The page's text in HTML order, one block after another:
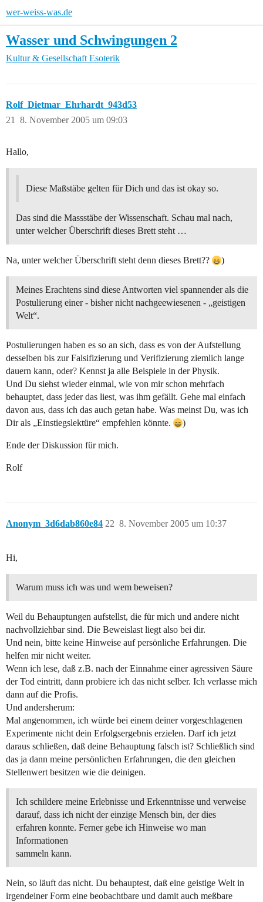
wer-weiss-was.de
Wasser und Schwingungen 2
Kultur & Gesellschaft Esoterik
Rolf_Dietmar_Ehrhardt_943d53
8. November 2005 um 09:03
21
Hallo,
Diese Maßstäbe gelten für Dich und das ist okay so.
Das sind die Massstäbe der Wissenschaft. Schau mal nach,
unter welcher Überschrift dieses Brett steht …
Na, unter welcher Überschrift steht denn dieses Brett?? )
Meines Erachtens sind diese Antworten viel spannender als die
Postulierung einer - bisher nicht nachgeewiesenen - „geistigen
Welt“.
Postulierungen haben es so an sich, dass es von der Aufstellung
desselben bis zur Falsifizierung und Verifizierung ziemlich lange
dauern kann, oder? Kennst ja alle Beispiele in der Physik.
Und Du siehst wieder einmal, wie von mir schon mehrfach
behauptet, dass jeder das liest, was ihm gefällt. Gehe mal einfach
davon aus, dass ich das auch getan habe. Was meinst Du, was ich
Dir als „Einstiegslektüre“ empfehlen könnte.
)
Ende der Diskussion für mich.
Rolf
Anonym_3d6dab860e84 8. November 2005 um 10:37
22
Hi,
Warum muss ich was und wem beweisen?
Weil du Behauptungen aufstellst, die für mich und andere nicht
nachvollziehbar sind. Die Beweislast liegt also bei dir.
Und nein, bitte keine Hinweise auf persönliche Erfahrungen. Die
helfen mir nicht weiter.
Wenn ich lese, daß z.B. nach der Einnahme einer agressiven Säure
der Tod eintritt, dann probiere ich das nicht selber. Ich verlasse mich
dann auf die Profis.
Und andersherum:
Mal angenommen, ich würde bei einem deiner vorgeschlagenen
Experimente nicht dein Erfolgsergebnis erzielen. Darf ich jetzt
daraus schließen, daß deine Behauptung falsch ist? Schließlich sind
das ja dann meine persönlichen Erfahrungen, die den gleichen
Stellenwert besitzen wie die deinigen.
Ich schildere meine Erlebnisse und Erkenntnisse und verweise
darauf, dass ich nicht der einzige Mensch bin, der dies
erfahren konnte. Ferner gebe ich Hinweise wo man
Informationen
sammeln kann.
Nein, so läuft das nicht. Du behauptest, daß eine geistige Welt in
irgendeiner Form eine beobachtbare und damit auch meßbare